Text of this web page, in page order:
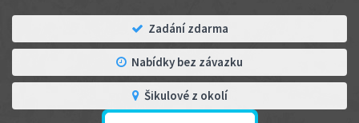
Zadání zdarma
Nabídky bez závazku
Šikulové z okolí